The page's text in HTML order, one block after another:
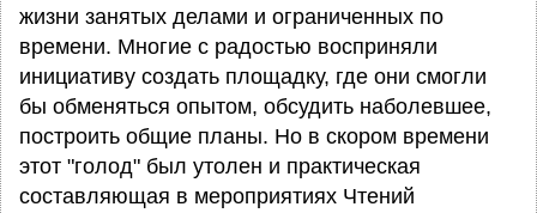
жизни занятых делами и ограниченных по
времени. Многие с радостью восприняли
инициативу создать площадку, где они смогли
бы обменяться опытом, обсудить наболевшее,
построить общие планы. Но в скором времени
этот "голод" был утолен и практическая
составляющая в мероприятиях Чтений